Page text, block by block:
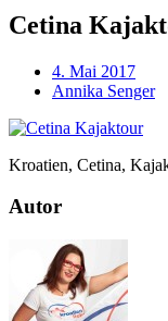
Cetina
4. Mai 2017
Annika Senger
Kroatien, Cetina,
Autor